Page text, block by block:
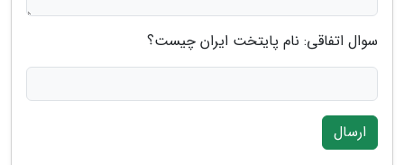
سوال اتفاقی: نام پایتخت ایران چیست؟
ارسال